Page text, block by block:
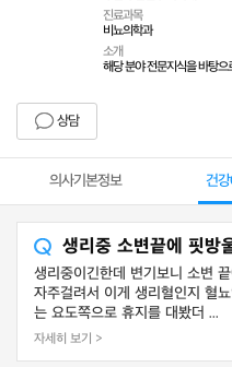
진료과목
비뇨의학과
소개
해당 분야 전문지식을 바탕
상담
의사기본정보 건
생리중 소변끝에 핏방
생리중이긴한데 변기보니 소변
자주걸려서 이게 생리혈인지 혈
는 요도쪽으로 휴지를 대봤더 ...
자세히 보기 >